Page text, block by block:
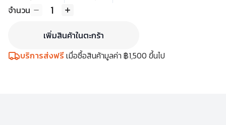
จำนวน 1
เพิ่มสินค้าในตะกร้า
บริการส่งฟรีเมื่อซื้อสินค้ามูลค่า ฿1,500 ขึ้นไป